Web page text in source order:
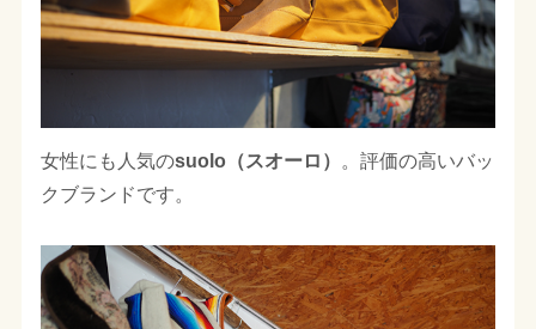
女性にも人気のsuolo（スオーロ） 。評価の高いバッ
クブランドです。